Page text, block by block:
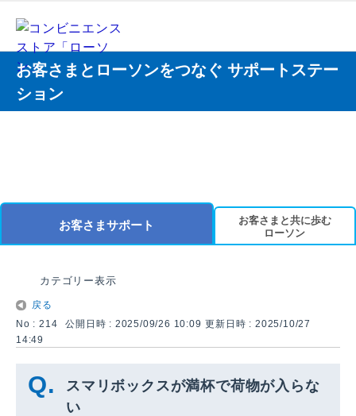
お客さまとローソンをつなぐ サポートステー
ション
お客さまサポート
お客さまと共に歩む
ローソン
カテゴリー表示
戻る
No : 214
公開日時 : 2025/09/26 10:09 更新日時 : 2025/10/27
14:49
スマリボックスが満杯で荷物が入らな
い